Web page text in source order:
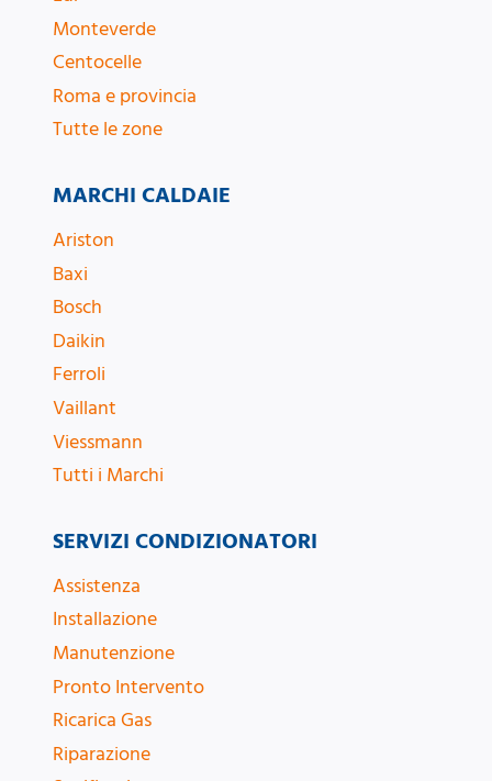
Monteverde
Centocelle
Roma e provincia
Tutte le zone
MARCHI CALDAIE
Ariston
Baxi
Bosch
Daikin
Ferroli
Vaillant
Viessmann
Tutti i Marchi
SERVIZI CONDIZIONATORI
Assistenza
Installazione
Manutenzione
Pronto Intervento
Ricarica Gas
Riparazione